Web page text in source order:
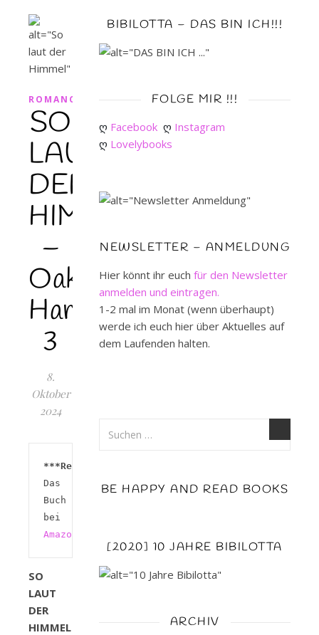
ROMANCE
SO
LAUT
DER
HIMMEL
–
Oak
Harbor
3
8.
Oktober
2024
***Rezension***
Das
Buch
SO
LAUT
DER
HIMMEL
BIBILOTTA – DAS BIN ICH!!!
FOLGE MIR !!!
ღ Facebook ღ Instagram
ღ Lovelybooks
NEWSLETTER – ANMELDUNG
Hier könnt ihr euch für den Newsletter
anmelden und eintragen.
1-2 mal im Monat (wenn überhaupt)
werde ich euch hier über Aktuelles auf
dem Laufenden halten.
BE HAPPY AND READ BOOKS
[2020] 10 JAHRE BIBILOTTA
ARCHIV